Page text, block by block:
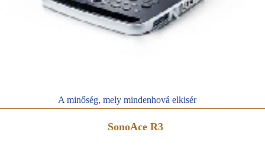
A minőség, mely mindenhová elkisér
SonoAce R3